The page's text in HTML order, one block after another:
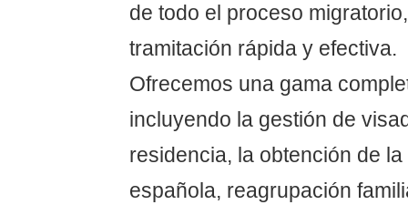
de todo el proceso
tramitación rápida y efectiva.
Ofrecemos una gama
incluyendo la gestión de
residencia, la obtención de
española, reagrupación